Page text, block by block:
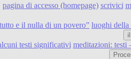
pagina di accesso (homepage) scrivici
e il nulla di un povero” luoghi della
testi significativi meditazioni: testi